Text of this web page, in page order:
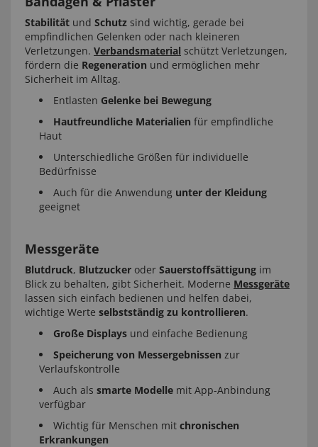
Stabilität und Schutz sind wichtig, gerade bei
empfindlichen Gelenken oder nach kleineren
Verletzungen. Verbandsmaterial schützt Verletzungen,
fördern die Regeneration und ermöglichen mehr
Sicherheit im Alltag.
Entlasten Gelenke bei Bewegung
Hautfreundliche Materialien für empfindliche
Haut
Unterschiedliche Größen für individuelle
Bedürfnisse
Auch für die Anwendung unter der Kleidung
geeignet
Messgeräte
Blutdruck, Blutzucker oder Sauerstoffsättigung im
Blick zu behalten, gibt Sicherheit. Moderne Messgeräte
lassen sich einfach bedienen und helfen dabei,
wichtige Werte selbstständig zu kontrollieren.
Große Displays und einfache Bedienung
Speicherung von Messergebnissen zur
Verlaufskontrolle
Auch als smarte Modelle mit App-Anbindung
verfügbar
Wichtig für Menschen mit chronischen
Erkrankungen